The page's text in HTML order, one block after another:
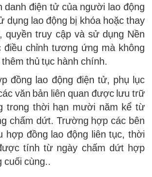
danh điện tử của người lao động
dụng lao động bị khóa hoặc thay
quyền truy cập và sử dụng Nền
chỉnh tương ứng mà không
thủ tục hành chính.
đồng lao động điện tử, phụ lục
văn bản liên quan được lưu trữ
trong thời hạn mười năm kể từ
chấm dứt. Trường hợp các bên
hợp đồng lao động liên tục, thời
tính từ ngày chấm dứt hợp
cuối cùng..